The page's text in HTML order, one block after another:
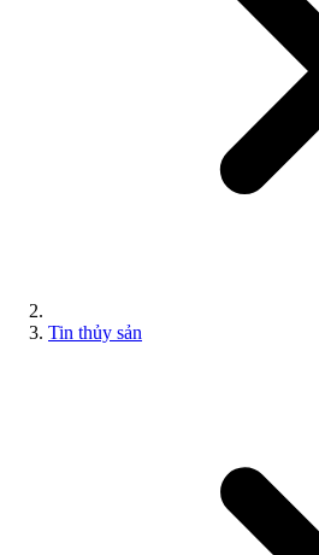
Tin thủy sản